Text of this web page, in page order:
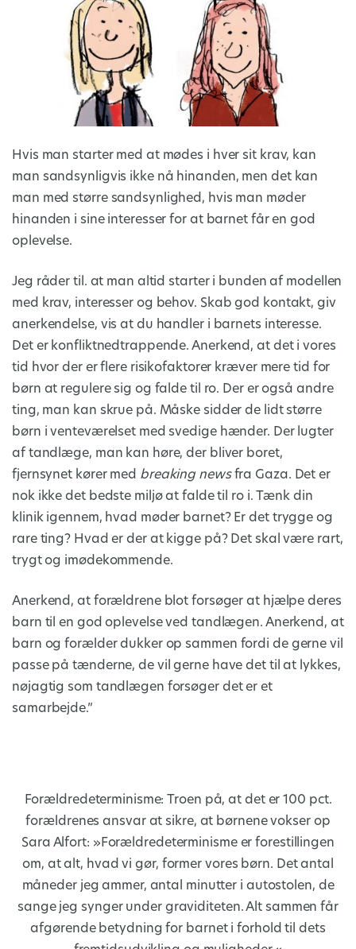
Hvis man starter med at mødes i hver sit krav, kan
man sandsynligvis ikke nå hinanden, men det kan
man med større sandsynlighed, hvis man møder
hinanden i sine interesser for at barnet får en god
oplevelse.
Jeg råder til. at man altid starter i bunden af modellen
med krav, interesser og behov. Skab god kontakt, giv
anerkendelse, vis at du handler i barnets interesse.
Det er konfliktnedtrappende. Anerkend, at det i vores
tid hvor der er flere risikofaktorer kræver mere tid for
børn at regulere sig og falde til ro. Der er også andre
ting, man kan skrue på. Måske sidder de lidt større
børn i venteværelset med svedige hænder. Der lugter
af tandlæge, man kan høre, der bliver boret,
fjernsynet kører med breaking newsfra Gaza. Det er
nok ikke det bedste miljø at falde til ro i. Tænk din
klinik igennem, hvad møder barnet? Er det trygge og
rare ting? Hvad er der at kigge på? Det skal være rart,
trygt og imødekommende.
Anerkend, at forældrene blot forsøger at hjælpe deres
barn til en god oplevelse ved tandlægen. Anerkend, at
barn og forælder dukker op sammen fordi de gerne vil
passe på tænderne, de vil gerne have det til at lykkes,
nøjagtig som tandlægen forsøger det er et
samarbejde.”
Forældredeterminisme: Troen på, at det er 100 pct.
forældrenes ansvar at sikre, at børnene vokser op
Sara Alfort: »Forældredeterminisme er forestillingen
om, at alt, hvad vi gør, former vores børn. Det antal
måneder jeg ammer, antal minutter i autostolen, de
sange jeg synger under graviditeten. Alt sammen får
afgørende betydning for barnet i forhold til dets